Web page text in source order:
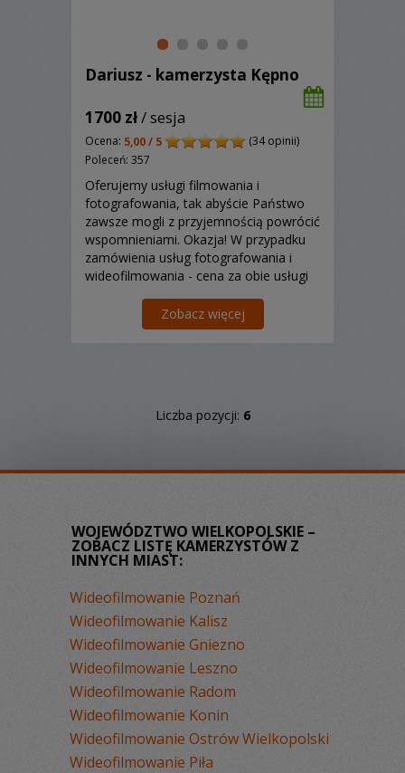
Dariusz - kamerzysta Kępno
1700 zł/ sesja
Ocena: 5,00 / 5
(34 opinii)
Poleceń: 357
Oferujemy usługi filmowania i
fotografowania, tak abyście Państwo
zawsze mogli z przyjemnością powrócić
wspomnieniami. Okazja! W przypadku
zamówienia usług fotografowania i
wideofilmowania - cena za obie usługi
Zobacz więcej
Liczba pozycji: 6
WOJEWÓDZTWO WIELKOPOLSKIE –
ZOBACZ LISTĘ KAMERZYSTÓW Z
INNYCH MIAST:
Wideofilmowanie Poznań
Wideofilmowanie Kalisz
Wideofilmowanie Gniezno
Wideofilmowanie Leszno
Wideofilmowanie Radom
Wideofilmowanie Konin
Wideofilmowanie Ostrów Wielkopolski
Wideofilmowanie Piła